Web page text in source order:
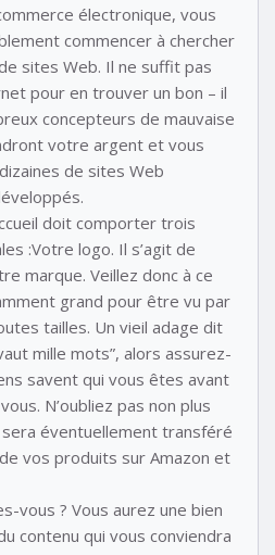
électronique, vous
commencer à chercher
sites Web. Il ne suffit pas
pour en trouver un bon – il
concepteurs de mauvaise
votre argent et vous
de sites Web
doit comporter trois
:Votre logo. Il s’agit de
marque. Veillez donc à ce
grand pour être vu par
tailles. Un vieil adage dit
mille mots”, alors assurez-
savent qui vous êtes avant
N’oubliez pas non plus
éventuellement transféré
vos produits sur Amazon et
vous ? Vous aurez une bien
contenu qui vous conviendra